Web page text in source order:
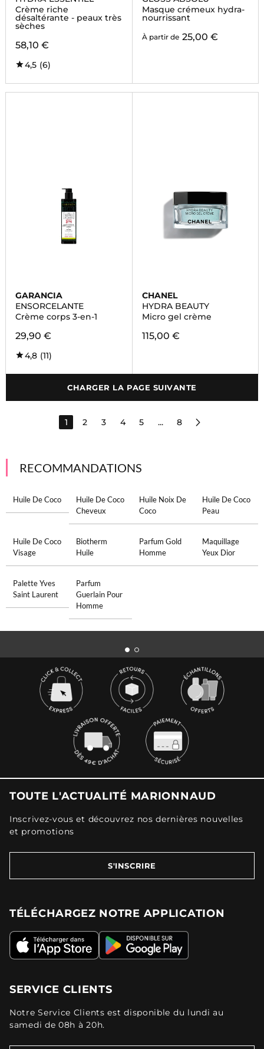
Crème riche
désaltérante - peaux très
sèches
58,10 €
4,5 (6)
Masque crémeux hydra-
nourrissant
À partir de 25,00 €
GARANCIA
ENSORCELANTE
Crème corps 3-en-1
29,90 €
4,8 (11)
CHANEL
HYDRA BEAUTY
Micro gel crème
115,00 €
CHARGER LA PAGE SUIVANTE
1 2 3 4 5 ... 8
RECOMMANDATIONS
Huile De Coco
Huile De Coco
Cheveux
Huile Noix De
Coco
Huile De Coco
Peau
Huile De Coco
Visage
Biotherm
Huile
Parfum Gold
Homme
Maquillage
Yeux Dior
Palette Yves
Saint Laurent
Parfum
Guerlain Pour
Homme
TOUTE L'ACTUALITÉ MARIONNAUD
Inscrivez-vous et découvrez nos dernières nouvelles
et promotions
S'INSCRIRE
TÉLÉCHARGEZ NOTRE APPLICATION
SERVICE CLIENTS
Notre Service Clients est disponible du lundi au
samedi de 08h à 20h.